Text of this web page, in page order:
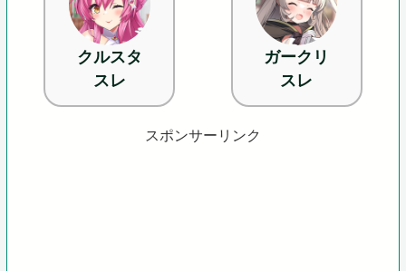
クルスタ
スレ
ガークリ
スレ
スポンサーリンク